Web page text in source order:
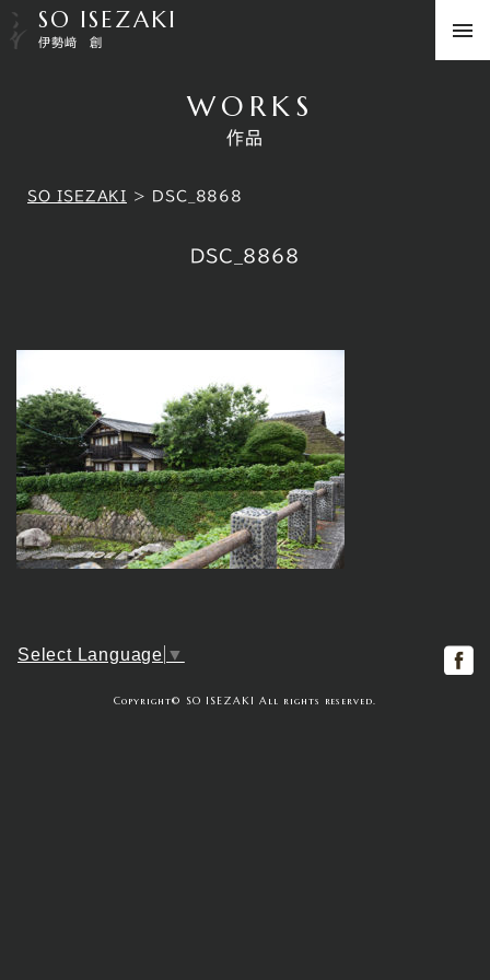
SO ISEZAKI
伊勢﨑 創
WORKS
作品
SO ISEZAKI > DSC_8868
DSC_8868
Select Language ▼
Copyright© SO ISEZAKI All rights reserved.